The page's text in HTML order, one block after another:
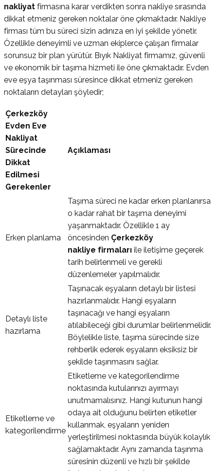
nakliyat firmasına karar verdikten sonra nakliye sırasında
dikkat etmeniz gereken noktalar öne çıkmaktadır. Nakliye
firması tüm bu süreci sizin adınıza en iyi şekilde yönetir.
Özellikle deneyimli ve uzman ekiplerce çalışan firmalar
sorunsuz bir plan yürütür. Bıyık Nakliyat firmamız, güvenli
ve ekonomik bir taşıma hizmeti ile öne çıkmaktadır. Evden
eve eşya taşınması süresince dikkat etmeniz gereken
noktaların detayları şöyledir;
Çerkezköy
Evden Eve
Nakliyat
Sürecinde
Dikkat
Edilmesi
Gerekenler
Açıklaması
Erken planlama
Taşıma süreci ne kadar erken planlanırsa
o kadar rahat bir taşıma deneyimi
yaşanmaktadır. Özellikle 1 ay
öncesinden Çerkezköy
nakliye firmaları ile iletişime geçerek
tarih belirlenmeli ve gerekli
düzenlemeler yapılmalıdır.
Detaylı liste
hazırlama
Taşınacak eşyaların detaylı bir listesi
hazırlanmalıdır. Hangi eşyaların
taşınacağı ve hangi eşyaların
atılabileceği gibi durumlar belirlenmelidir.
Böylelikle liste, taşıma sürecinde size
rehberlik ederek eşyaların eksiksiz bir
şekilde taşınmasını sağlar.
Etiketleme ve
kategorilendirme
Etiketleme ve kategorilendirme
noktasında kutularınızı ayırmayı
unutmamalısınız. Hangi kutunun hangi
odaya ait olduğunu belirten etiketler
kullanmak, eşyaların yeniden
yerleştirilmesi noktasında büyük kolaylık
sağlamaktadır. Aynı zamanda taşınma
süresinin düzenli ve hızlı bir şekilde